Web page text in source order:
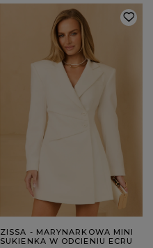
ZISSA - MARYNARKOWA MINI
SUKIENKA W ODCIENIU ECRU